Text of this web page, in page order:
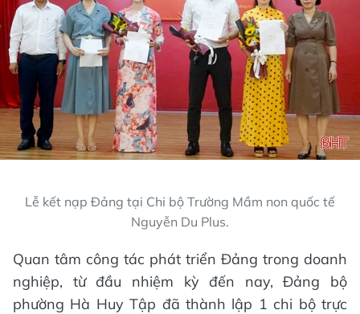
Lễ kết nạp Đảng tại Chi bộ Trường Mầm non quốc tế
Nguyễn Du Plus.
Quan tâm công tác phát triển Đảng trong doanh
nghiệp, từ đầu nhiệm kỳ đến nay, Đảng bộ
phường Hà Huy Tập đã thành lập 1 chi bộ trực